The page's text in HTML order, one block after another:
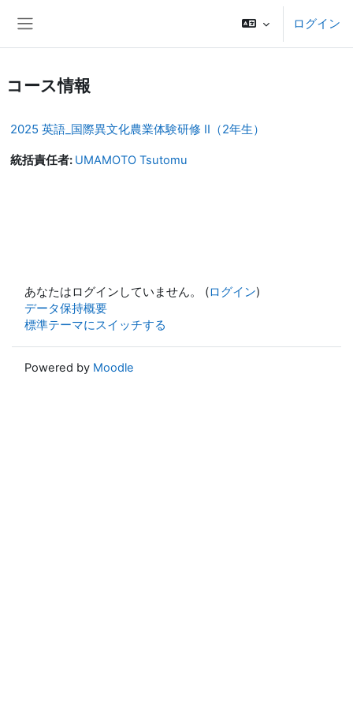
ログイン
コース情報
2025 英語_国際異文化農業体験研修 II（2年生）
統括責任者: UMAMOTO Tsutomu
あなたはログインしていません。 (ログイン)
データ保持概要
標準テーマにスイッチする
Powered by Moodle